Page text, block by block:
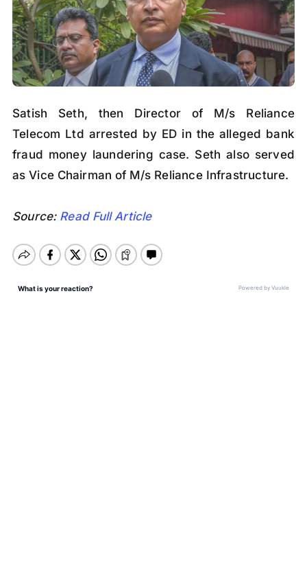
Satish Seth, then Director of M/s Reliance
Telecom Ltd arrested by ED in the alleged bank
fraud money laundering case. Seth also served
as Vice Chairman of M/s Reliance Infrastructure.
Source: Read Full Article